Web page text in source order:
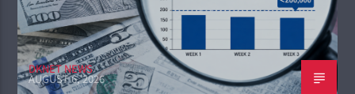
DKNET NEWS
AUGUST 6, 2026